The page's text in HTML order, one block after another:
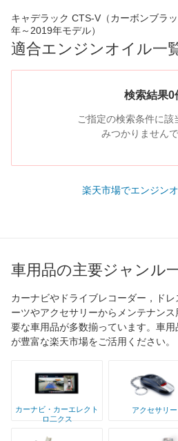
キャデラック CTS-V（カーボンブラ
年～2019年モデル）
適合エンジンオイル一
検索結果0
ご指定の検索条件に該
みつかりませんで
楽天市場でエンジン
車用品の主要ジャンル
カーナビやドライブレコーダー，ド
ーツやアクセサリーからメンテナン
要な車用品が多数揃っています。車
が豊富な楽天市場をご活用ください。
カーナビ・カーエレクト
ロ二クス
アクセサリー